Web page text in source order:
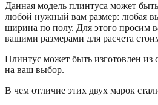
Данная модель плинтуса может быть
любой нужный вам размер: любая
ширина по полу. Для этого просим
вашими размерами для расчета
Плинтус может быть изготовлен из
на ваш выбор.
В чем отличие этих двух марок